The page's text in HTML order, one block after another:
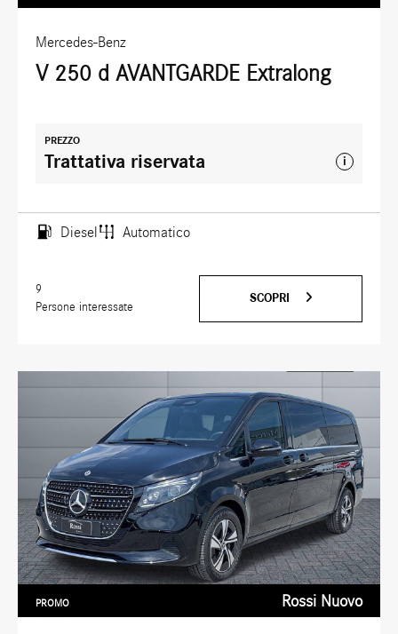
Mercedes-Benz
V 250 d AVANTGARDE Extralong
PREZZO
Trattativa riservata i
Diesel Automatico
9
Persone interessate
SCOPRI
PROMO Rossi Nuovo